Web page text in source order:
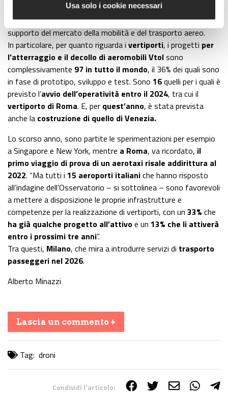
Usa solo i cookie necessari
La ricerca si è quindi focalizzata sullo stato di avanzamento
della realizzazione delleinfrastrutture, fisiche e digitali, a
supporto del mercato della mobilità e del trasporto aereo.
In particolare, per quanto riguarda i vertiporti, i progetti per
l’atterraggio e il decollo di aeromobili Vtolsono
complessivamente 97 in tutto il mondo, il 36% dei quali sono
in fase di prototipo, sviluppo e test. Sono 16quelli per i quali è
previsto l’avvio dell’operatività entro il 2024, tra cui il
vertiporto di Roma. E, per quest’anno, è stata prevista
anche la costruzione di quello di Venezia.
Lo scorso anno, sono partite le sperimentazioni per esempio
a Singapore e New York, mentre a Roma, va ricordato, il
primo viaggio di prova di un aerotaxi risale addirittura al
2022. “Ma tutti i 15 aeroporti italianiche hanno risposto
all’indagine dell’Osservatorio – si sottolinea – sono favorevoli
a mettere a disposizione le proprie infrastrutture e
competenze per la realizzazione di vertiporti, con un 33% che
ha già qualche progetto all’attivoe un 13% che li attiverà
entro i prossimi tre anni”.
Tra questi, Milano, che mira a introdurre servizi di trasporto
passeggeri nel 2026.
Alberto Minazzi
Lascia un commento +
Tag: droni
Condividi l'articolo: